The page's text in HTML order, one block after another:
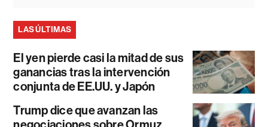
LAS ÚLTIMAS
El yen pierde casi la mitad de sus
ganancias tras la intervención
conjunta de EE.UU. y Japón
Trump dice que avanzan las